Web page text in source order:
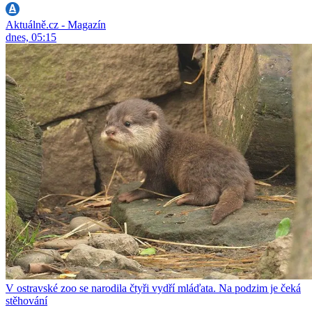
Aktuálně.cz - Magazín
dnes, 05:15
V ostravské zoo se narodila čtyři vydří mláďata. Na podzim je čeká
stěhování